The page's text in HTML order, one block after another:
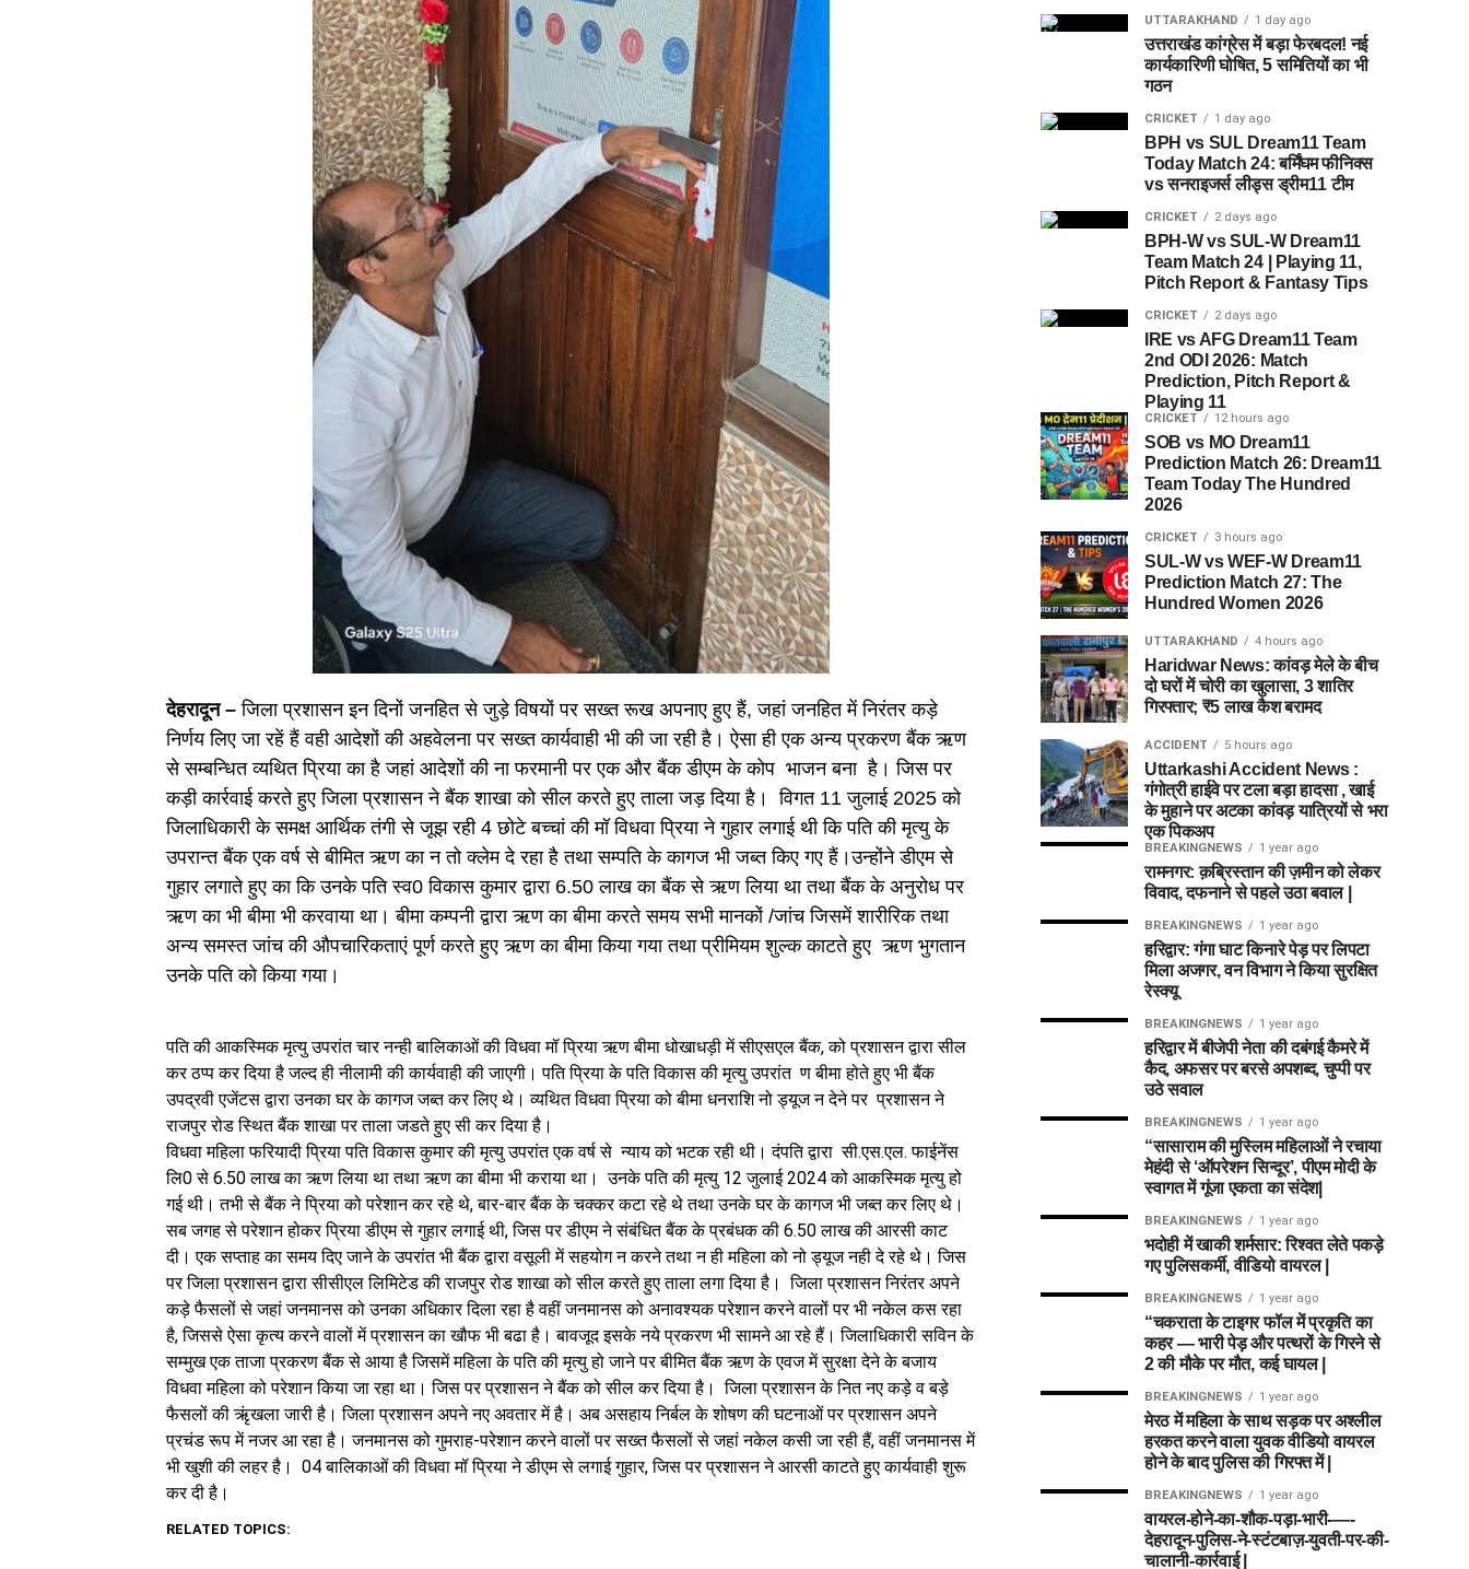
देहरादून – जिला प्रशासन इन दिनों जनहित से जुड़े विषयों पर सख्त रूख अपनाए हुए हैं, जहां जनहित में निरंतर कड़े
निर्णय लिए जा रहें हैं वही आदेशों की अहवेलना पर सख्त कार्यवाही भी की जा रही है। ऐसा ही एक अन्य प्रकरण बैंक ऋण
से सम्बन्धित व्यथित प्रिया का है जहां आदेशों की ना फरमानी पर एक और बैंक डीएम के कोप भाजन बना है। जिस पर
कड़ी कार्रवाई करते हुए जिला प्रशासन ने बैंक शाखा को सील करते हुए ताला जड़ दिया है। विगत 11 जुलाई 2025 को
जिलाधिकारी के समक्ष आर्थिक तंगी से जूझ रही 4 छोटे बच्चां की मॉ विधवा प्रिया ने गुहार लगाई थी कि पति की मृत्यु के
उपरान्त बैंक एक वर्ष से बीमित ऋण का न तो क्लेम दे रहा है तथा सम्पति के कागज भी जब्त किए गए हैं।उन्होंने डीएम से
गुहार लगाते हुए का कि उनके पति स्व0 विकास कुमार द्वारा 6.50 लाख का बैंक से ऋण लिया था तथा बैंक के अनुरोध पर
ऋण का भी बीमा भी करवाया था। बीमा कम्पनी द्वारा ऋण का बीमा करते समय सभी मानकों /जांच जिसमें शारीरिक तथा
अन्य समस्त जांच की औपचारिकताएं पूर्ण करते हुए ऋण का बीमा किया गया तथा प्रीमियम शुल्क काटते हुए ऋण भुगतान
उनके पति को किया गया।
पति की आकस्मिक मृत्यु उपरांत चार नन्ही बालिकाओं की विधवा मॉ प्रिया ऋण बीमा धोखाधड़ी में सीएसएल बैंक, को प्रशासन द्वारा सील
कर ठप्प कर दिया है जल्द ही नीलामी की कार्यवाही की जाएगी। पति प्रिया के पति विकास की मृत्यु उपरांत ण बीमा होते हुए भी बैंक
उपद्रवी एजेंटस द्वारा उनका घर के कागज जब्त कर लिए थे। व्यथित विधवा प्रिया को बीमा धनराशि नो ड्यूज न देने पर प्रशासन ने
राजपुर रोड स्थित बैंक शाखा पर ताला जडते हुए सी कर दिया है।
विधवा महिला फरियादी प्रिया पति विकास कुमार की मृत्यु उपरांत एक वर्ष से न्याय को भटक रही थी। दंपति द्वारा सी.एस.एल. फाईनेंस
लि0 से 6.50 लाख का ऋण लिया था तथा ऋण का बीमा भी कराया था। उनके पति की मृत्यु 12 जुलाई 2024 को आकस्मिक मृत्यु हो
गई थी। तभी से बैंक ने प्रिया को परेशान कर रहे थे, बार-बार बैंक के चक्कर कटा रहे थे तथा उनके घर के कागज भी जब्त कर लिए थे।
सब जगह से परेशान होकर प्रिया डीएम से गुहार लगाई थी, जिस पर डीएम ने संबंधित बैंक के प्रबंधक की 6.50 लाख की आरसी काट
दी। एक सप्ताह का समय दिए जाने के उपरांत भी बैंक द्वारा वसूली में सहयोग न करने तथा न ही महिला को नो ड्यूज नही दे रहे थे। जिस
पर जिला प्रशासन द्वारा सीसीएल लिमिटेड की राजपुर रोड शाखा को सील करते हुए ताला लगा दिया है। जिला प्रशासन निरंतर अपने
कड़े फैसलों से जहां जनमानस को उनका अधिकार दिला रहा है वहीं जनमानस को अनावश्यक परेशान करने वालों पर भी नकेल कस रहा
है, जिससे ऐसा कृत्य करने वालों में प्रशासन का खौफ भी बढा है। बावजूद इसके नये प्रकरण भी सामने आ रहे हैं। जिलाधिकारी सविन के
सम्मुख एक ताजा प्रकरण बैंक से आया है जिसमें महिला के पति की मृत्यु हो जाने पर बीमित बैंक ऋण के एवज में सुरक्षा देने के बजाय
विधवा महिला को परेशान किया जा रहा था। जिस पर प्रशासन ने बैंक को सील कर दिया है। जिला प्रशासन के नित नए कड़े व बड़े
फैसलों की ऋृंखला जारी है। जिला प्रशासन अपने नए अवतार में है। अब असहाय निर्बल के शोषण की घटनाओं पर प्रशासन अपने
प्रचंड रूप में नजर आ रहा है। जनमानस को गुमराह-परेशान करने वालों पर सख्त फैसलों से जहां नकेल कसी जा रही हैं, वहीं जनमानस में
भी खुशी की लहर है। 04 बालिकाओं की विधवा मॉ प्रिया ने डीएम से लगाई गुहार, जिस पर प्रशासन ने आरसी काटते हुए कार्यवाही शुरू
कर दी है।
RELATED TOPICS:
UTTARAKHAND 1 day ago
उत्तराखंड कांग्रेस में बड़ा फेरबदल! नई
कार्यकारिणी घोषित, 5 समितियों का भी
गठन
CRICKET 1 day ago
BPH vs SUL Dream11 Team
Today Match 24: बर्मिंघम फीनिक्स
vs सनराइजर्स लीड्स ड्रीम11 टीम
CRICKET 2 days ago
BPH-W vs SUL-W Dream11
Team Match 24 | Playing 11,
Pitch Report & Fantasy Tips
CRICKET 2 days ago
IRE vs AFG Dream11 Team
2nd ODI 2026: Match
Prediction, Pitch Report &
Playing 11
CRICKET 12 hours ago
SOB vs MO Dream11
Prediction Match 26: Dream11
Team Today The Hundred
2026
CRICKET 3 hours ago
SUL-W vs WEF-W Dream11
Prediction Match 27: The
Hundred Women 2026
UTTARAKHAND 4 hours ago
Haridwar News: कांवड़ मेले के बीच
दो घरों में चोरी का खुलासा, 3 शातिर
गिरफ्तार; ₹5 लाख कैश बरामद
ACCIDENT 5 hours ago
Uttarkashi Accident News :
गंगोत्री हाईवे पर टला बड़ा हादसा , खाई
के मुहाने पर अटका कांवड़ यात्रियों से भरा
एक पिकअप
BREAKINGNEWS 1 year ago
रामनगर: क़ब्रिस्तान की ज़मीन को लेकर
विवाद, दफनाने से पहले उठा बवाल |
BREAKINGNEWS 1 year ago
हरिद्वार: गंगा घाट किनारे पेड़ पर लिपटा
मिला अजगर, वन विभाग ने किया सुरक्षित
रेस्क्यू
BREAKINGNEWS 1 year ago
हरिद्वार में बीजेपी नेता की दबंगई कैमरे में
कैद, अफसर पर बरसे अपशब्द, चुप्पी पर
उठे सवाल
BREAKINGNEWS 1 year ago
“सासाराम की मुस्लिम महिलाओं ने रचाया
मेहंदी से ‘ऑपरेशन सिन्दूर’, पीएम मोदी के
स्वागत में गूंजा एकता का संदेश|
BREAKINGNEWS 1 year ago
भदोही में खाकी शर्मसार: रिश्वत लेते पकड़े
गए पुलिसकर्मी, वीडियो वायरल |
BREAKINGNEWS 1 year ago
“चकराता के टाइगर फॉल में प्रकृति का
कहर — भारी पेड़ और पत्थरों के गिरने से
2 की मौके पर मौत, कई घायल |
BREAKINGNEWS 1 year ago
मेरठ में महिला के साथ सड़क पर अश्लील
हरकत करने वाला युवक वीडियो वायरल
होने के बाद पुलिस की गिरफ्त में |
BREAKINGNEWS 1 year ago
वायरल-होने-का-शौक-पड़ा-भारी-—-
देहरादून-पुलिस-ने-स्टंटबाज़-युवती-पर-की-
चालानी-कार्रवाई |